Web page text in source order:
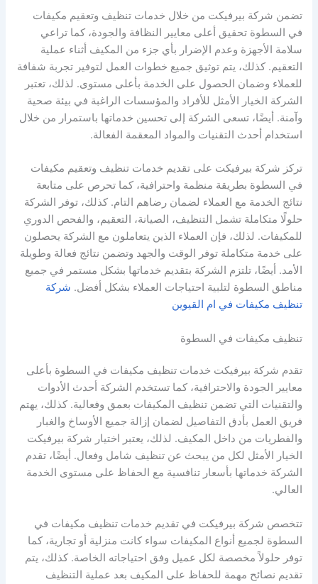
تضمن شركة بيرفيكت من خلال خدمات تنظيف وتعقيم مكيفات
في السطوة تحقيق أعلى معايير النظافة والجودة، كما تراعي
سلامة الأجهزة وعدم الإضرار بأي جزء من المكيف أثناء عملية
التعقيم. كذلك، يتم توثيق جميع خطوات العمل لتوفير تجربة شفافة
للعملاء وضمان الحصول على الخدمة بأعلى مستوى. لذلك، تعتبر
الشركة الخيار الأمثل للأفراد والمؤسسات الراغبة في بيئة صحية
وآمنة. أيضًا، تسعى الشركة إلى تحسين خدماتها باستمرار من خلال
استخدام أحدث التقنيات والمواد المعقمة الفعالة.
تركز شركة بيرفيكت على تقديم خدمات تنظيف وتعقيم مكيفات
في السطوة بطريقة منظمة واحترافية، كما تحرص على متابعة
نتائج الخدمة مع العملاء لضمان رضاهم التام. كذلك، توفر الشركة
حلولًا متكاملة تشمل التنظيف، الصيانة، التعقيم، والفحص الدوري
للمكيفات. لذلك، فإن العملاء الذين يتعاملون مع الشركة يحصلون
على خدمة متكاملة توفر الوقت والجهد وتضمن نتائج فعالة وطويلة
الأمد. أيضًا، تلتزم الشركة بتقديم خدماتها بشكل مستمر في جميع
مناطق السطوة لتلبية احتياجات العملاء بشكل أفضل. شركة
تنظيف مكيفات في ام القيوين
تنظيف مكيفات في السطوة
تقدم شركة بيرفيكت خدمات تنظيف مكيفات في السطوة بأعلى
معايير الجودة والاحترافية، كما تستخدم الشركة أحدث الأدوات
والتقنيات التي تضمن تنظيف المكيفات بعمق وفعالية. كذلك، يهتم
فريق العمل بأدق التفاصيل لضمان إزالة جميع الأوساخ والغبار
والفطريات من داخل المكيف. لذلك، يعتبر اختيار شركة بيرفيكت
الخيار الأمثل لكل من يبحث عن تنظيف شامل وفعال. أيضًا، تقدم
الشركة خدماتها بأسعار تنافسية مع الحفاظ على مستوى الخدمة
العالي.
تتخصص شركة بيرفيكت في تقديم خدمات تنظيف مكيفات في
السطوة لجميع أنواع المكيفات سواء كانت منزلية أو تجارية، كما
توفر حلولاً مخصصة لكل عميل وفق احتياجاته الخاصة. كذلك، يتم
تقديم نصائح مهمة للحفاظ على المكيف بعد عملية التنظيف